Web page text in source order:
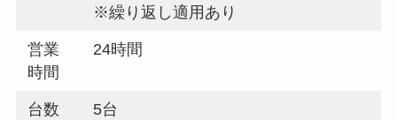
※繰り返し適用あり
営業
時間
24時間
台数 5台